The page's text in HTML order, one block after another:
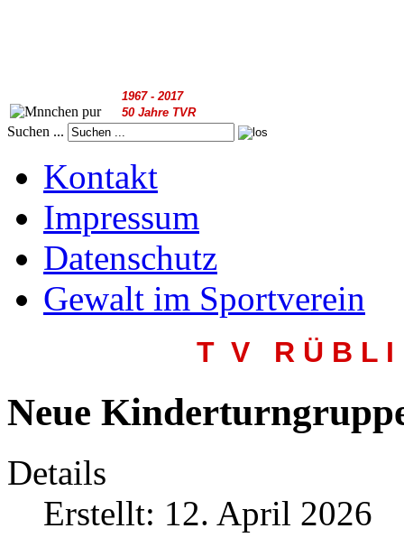
1967 - 2017
50 Jahre TVR
Suchen ...
Kontakt
Impressum
Datenschutz
Gewalt im Sportverein
T V R Ü B L
Neue
Details
Erstellt: 12. April 2026